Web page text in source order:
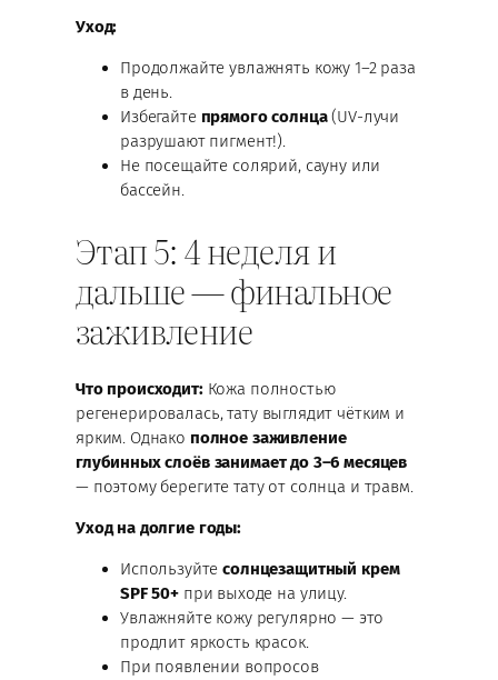
Уход:
Продолжайте увлажнять кожу 1–2 раза
в день.
Избегайте прямого солнца(UV-лучи
разрушают пигмент!).
Не посещайте солярий, сауну или
бассейн.
Этап 5: 4 неделя и
дальше — финальное
заживление
Что происходит:Кожа полностью
регенерировалась, тату выглядит чётким и
ярким. Однако полное заживление
глубинных слоёв занимает до 3–6 месяцев
— поэтому берегите тату от солнца и травм.
Уход на долгие годы:
Используйтесолнцезащитный крем
SPF 50+при выходе на улицу.
Увлажняйте кожу регулярно — это
продлит яркость красок.
При появлении вопросов